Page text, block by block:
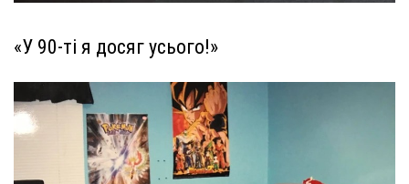
«У 90-ті я досяг усього!»